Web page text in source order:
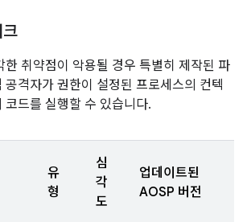
한 취약점이 악용될 경우 특별히 제작된 파
공격자가 권한이 설정된 프로세스의 컨텍
코드를 실행할 수 있습니다.
유
형
심
각
도
업데이트된
AOSP 버전